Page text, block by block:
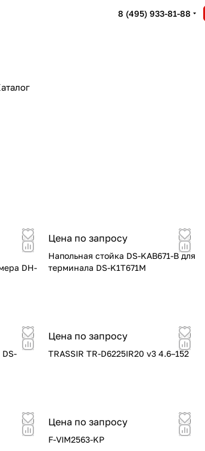
8 (495) 933-81-88
DH-
Цена по запросу
Напольная стойка DS-KAB671-B для
терминала DS-K1T671M
Цена по запросу
TRASSIR TR-D6225IR20 v3 4.6–152
Цена по запросу
F-VIM2563-KP